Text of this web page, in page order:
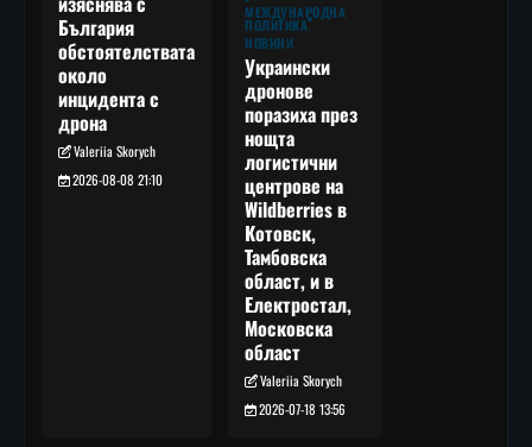
България
обстоятелствата
около
инцидента с
дрона
Valeriia Skorych
2026-08-08 21:10
МЕЖДУНАРОДНА
ПОЛИТИКА
НОВИНИ
Украински
дронове
поразиха през
нощта
логистични
центрове на
Wildberries в
Котовск,
Тамбовска
област, и в
Електростал,
Московска
област
Valeriia Skorych
2026-07-18 13:56